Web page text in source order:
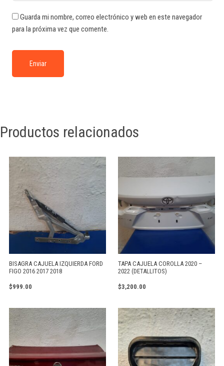
Guarda mi nombre, correo electrónico y web en este navegador
para la próxima vez que comente.
Productos relacionados
BISAGRA CAJUELA IZQUIERDA FORD
FIGO 2016 2017 2018
$999.00
TAPA CAJUELA COROLLA 2020 –
2022 (DETALLITOS)
$3,200.00